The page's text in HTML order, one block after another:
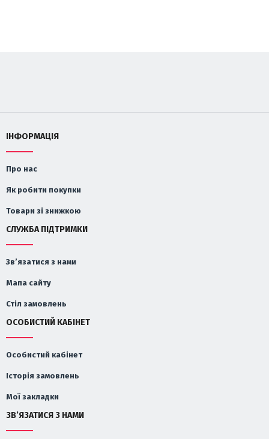
ІНФОРМАЦІЯ
Про нас
Як робити покупки
Товари зі знижкою
СЛУЖБА ПІДТРИМКИ
Зв’язатися з нами
Мапа сайту
Стіл замовлень
ОСОБИСТИЙ КАБІНЕТ
Особистий кабінет
Історія замовлень
Мої закладки
ЗВ’ЯЗАТИСЯ З НАМИ